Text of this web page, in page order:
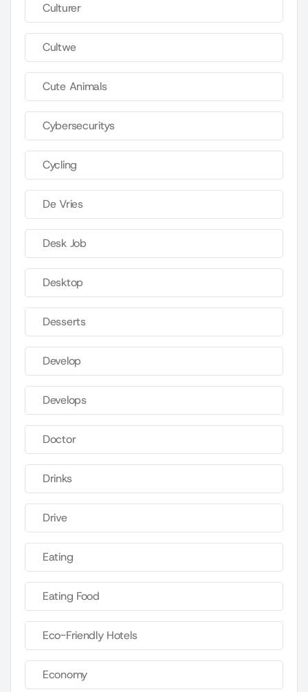
Culturer
Cultwe
Cute Animals
Cybersecuritys
Cycling
De Vries
Desk Job
Desktop
Desserts
Develop
Develops
Doctor
Drinks
Drive
Eating
Eating Food
Eco-Friendly Hotels
Economy